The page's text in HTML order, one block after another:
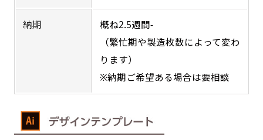
納期
概ね2.5週間-
（繁忙期や製造枚数によって変わ
ります）
※納期ご希望ある場合は要相談
Aバナーは三角の形状を利用することでA面B面2
種のデザインを楽しむことができます。前からも
後ろからもアピールができる両面対応のバナーで
自由入力(180x60以内)
お好みのサイズで縦幕・横幕の作成が可能です。
長辺が180cm以内、短辺が60cm以内であれば自
由なサイズを指定下さい！